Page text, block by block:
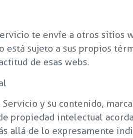
te envíe a otros sitios
está sujeto a sus propios
de esas webs.
y su contenido,
propiedad intelectual
allá de lo expresamente